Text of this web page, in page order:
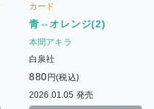
カード
青⇔オレンジ(2)
本間アキラ
白泉社
880 円(税込)
2026.01.05 発売